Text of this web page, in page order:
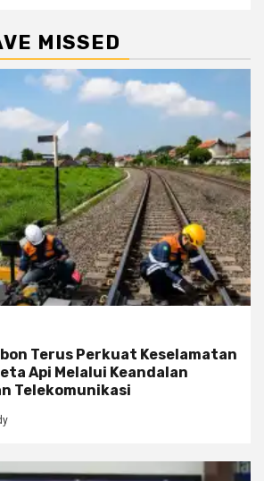
MISSED
Terus Perkuat Keselamatan
Api Melalui Keandalan
Telekomunikasi